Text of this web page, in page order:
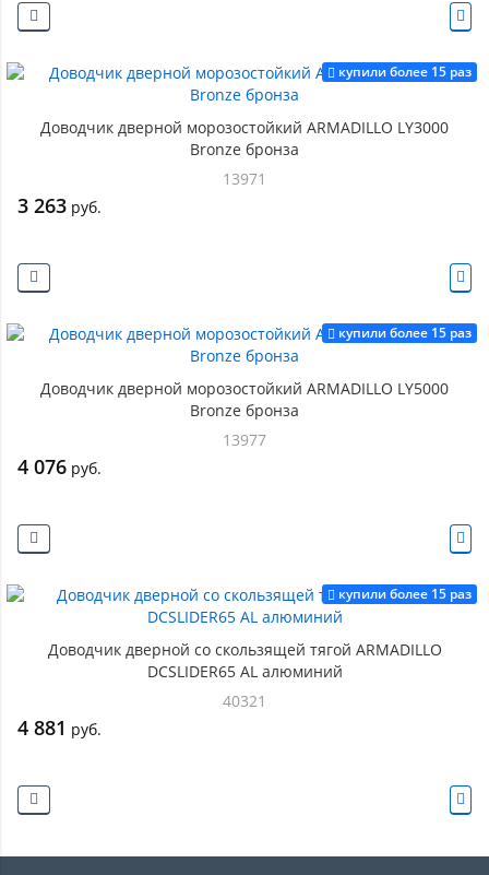
купили более 15 раз
Доводчик дверной морозостойкий ARMADILLO LY3000
Bronze бронза
13971
3 263 руб.
купили более 15 раз
Доводчик дверной морозостойкий ARMADILLO LY5000
Bronze бронза
13977
4 076 руб.
купили более 15 раз
Доводчик дверной со скользящей тягой ARMADILLO
DCSLIDER65 AL алюминий
40321
4 881 руб.